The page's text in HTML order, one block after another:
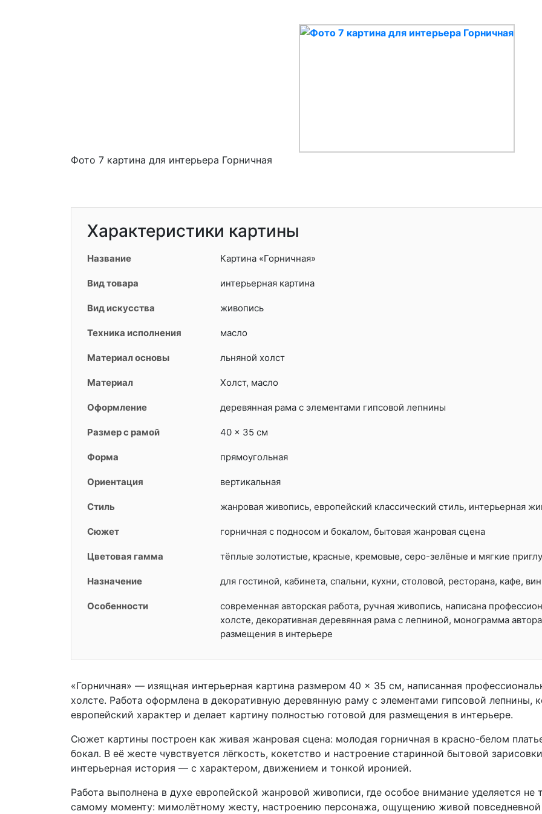
Фото 7 картина для интерьера Горничная
Характеристики картины
Название Картина «Горничная»
Вид товара интерьерная картина
Вид искусства живопись
Техника исполнения масло
Материал основы льняной холст
Материал Холст, масло
Оформление деревянная рама с элементами гипсовой лепнины
Размер с рамой 40 × 35 см
Форма прямоугольная
Ориентация вертикальная
Стиль жанровая живопись, европейский классический стиль, интерьерная
Сюжет горничная с подносом и бокалом, бытовая жанровая сцена
Цветовая гамма тёплые золотистые, красные, кремовые, серо-зелёные и мягкие
Назначение для гостиной, кабинета, спальни, кухни, столовой, ресторана, кафе,
Особенности
современная авторская работа, ручная живопись, написана
холсте, декоративная деревянная рама с лепниной, монограмма
размещения в интерьере
«Горничная» — изящная интерьерная картина размером 40 × 35 см, написанная
холсте. Работа оформлена в декоративную деревянную раму с элементами гипсовой лепнины,
европейский характер и делает картину полностью готовой для размещения в интерьере.
Сюжет картины построен как живая жанровая сцена: молодая горничная в красно-белом
бокал. В её жесте чувствуется лёгкость, кокетство и настроение старинной бытовой
интерьерная история — с характером, движением и тонкой иронией.
Работа выполнена в духе европейской жанровой живописи, где особое внимание уделяется
самому моменту: мимолётному жесту, настроению персонажа, ощущению живой повседневной